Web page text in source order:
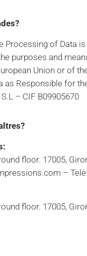
Processing of Data
purposes and
Union or of
as Responsible for
– CIF B09905670
floor. 17005,
–
floor. 17005,